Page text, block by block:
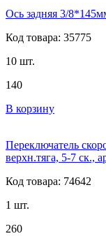
Ось задняя 3/
Код товара: 35775
10 шт.
140
В корзину
Переключатель
верхн.тяга, 5-7 ск.,
Код товара: 74642
1 шт.
260